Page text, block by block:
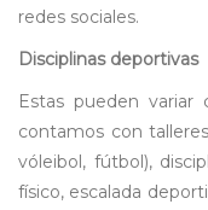
redes sociales.
Disciplinas deportivas
Estas pueden variar
contamos con
vóleibol, fútbol),
físico, escalada